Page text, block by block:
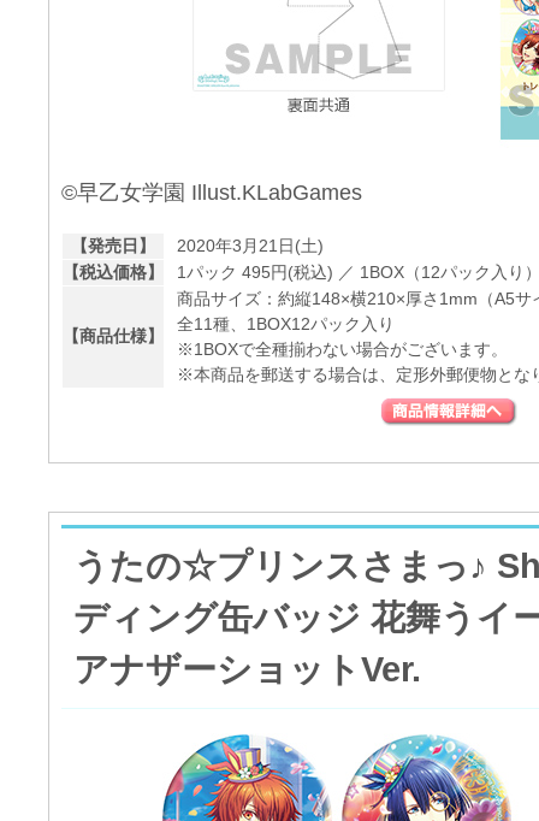
©早乙女学園 Illust.KLabGames
【発売日】
2020年3月21日(土)
【税込価格】
1パック 495円(税込) ／ 1BOX（12パック入り
【商品仕様】
商品サイズ：約縦148×横210×厚さ1mm（A5サ
全11種、1BOX12パック入り
※1BOXで全種揃わない場合がございます。
※本商品を郵送する場合は、定形外郵便物とな
うたの☆プリンスさまっ♪
ディング缶バッジ 花舞うイ
アナザーショットVer.